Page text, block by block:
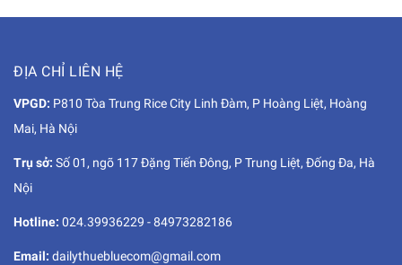
ĐỊA CHỈ LIÊN HỆ
VPGD: P810 Tòa Trung Rice City Linh Đàm, P Hoàng Liệt, Hoàng
Mai, Hà Nội
Trụ sở: Số 01, ngõ 117 Đặng Tiến Đông, P Trung Liệt, Đống Đa, Hà
Nội
Hotline: 024.39936229 -84973282186
Email: dailythuebluecom@gmail.com